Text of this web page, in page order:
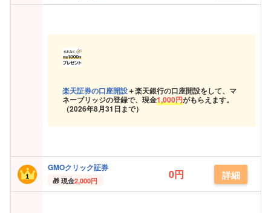
楽天証券の口座開設＋楽天銀行の口座開設をして、マ
ネーブリッジの登録で、現金1,000円がもらえます。
（2026年8月31日まで）
GMOクリック証券
現金2,000円 0円 詳細